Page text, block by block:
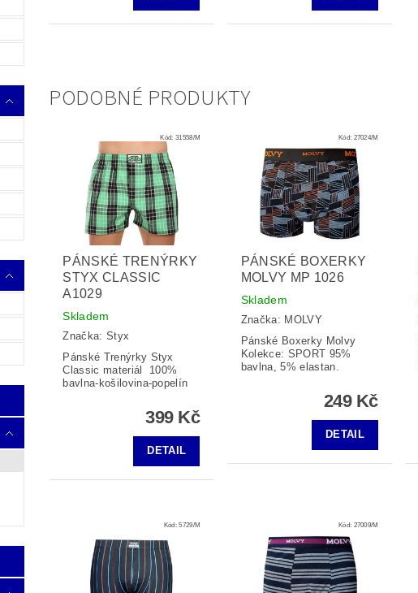
PODOBNÉ PRODUKTY
Kód:31558/M
PÁNSKÉ TRENÝRKY
STYX CLASSIC
A1029
Skladem
Značka: Styx
Pánské Trenýrky Styx
Classic materiál 100%
bavlna-košilovina-popelín
399 Kč
DETAIL
Kód: 27024/M
PÁNSKÉ BOXERKY
MOLVY MP 1026
Skladem
Značka: MOLVY
Pánské Boxerky Molvy
Kolekce: SPORT 95%
bavlna, 5% elastan.
249 Kč
DETAIL
Kód:5729/M Kód: 27009/M